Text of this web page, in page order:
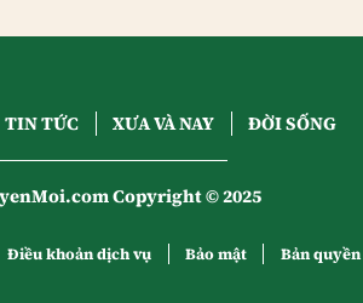
TIN TỨC XƯA VÀ NAY ĐỜI SỐNG
Copyright © 2025
Điều khoản dịch vụ Bảo mật Bản quyền